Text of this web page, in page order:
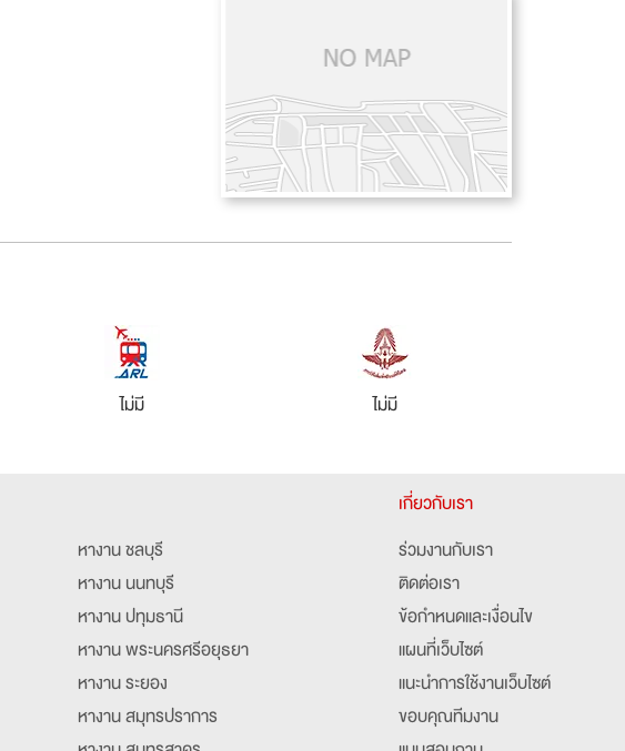
ไม่มี ไม่มี
หางาน ชลบุรี
หางาน นนทบุรี
หางาน ปทุมธานี
หางาน พระนครศรีอยุธยา
หางาน ระยอง
หางาน สมุทรปราการ
เกี่ยวกับเรา
ร่วมงานกับเรา
ติดต่อเรา
ข้อกำหนดและเงื่อนไข
แผนที่เว็บไซต์
แนะนำการใช้งานเว็บไซต์
ขอบคุณทีมงาน